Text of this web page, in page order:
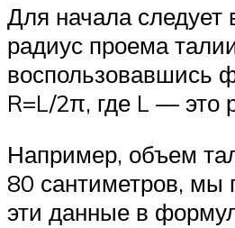
Для начала следует
радиус проема
воспользовавшись
R=L/2π, где L — это
Например, объем
80 сантиметров, мы
эти данные в